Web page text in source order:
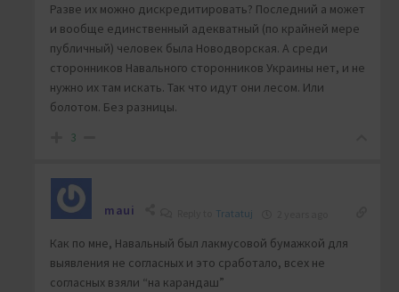
Разве их можно дискредитировать? Последний а может
и вообще единственный адекватный (по крайней мере
публичный) человек была Новодворская. А среди
сторонников Навального сторонников Украины нет, и не
нужно их там искать. Так что идут они лесом. Или
болотом. Без разницы.
3
maui Tratatuj
Как по мне, Навальный был лакмусовой бумажкой для
выявления не согласных и это сработало, всех не
согласных взяли “на карандаш”